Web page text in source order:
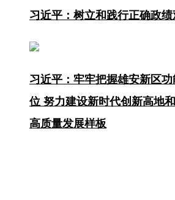
习近平：树立和践行正确政绩
习近平：牢牢把握雄安新区功
位 努力建设新时代创新高地
高质量发展样板